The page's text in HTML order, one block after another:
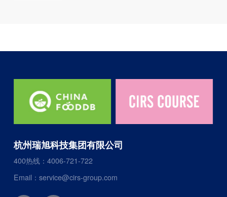
杭州瑞旭科技集团有限公司
400热线：4006-721-722
Email：service@cirs-group.com